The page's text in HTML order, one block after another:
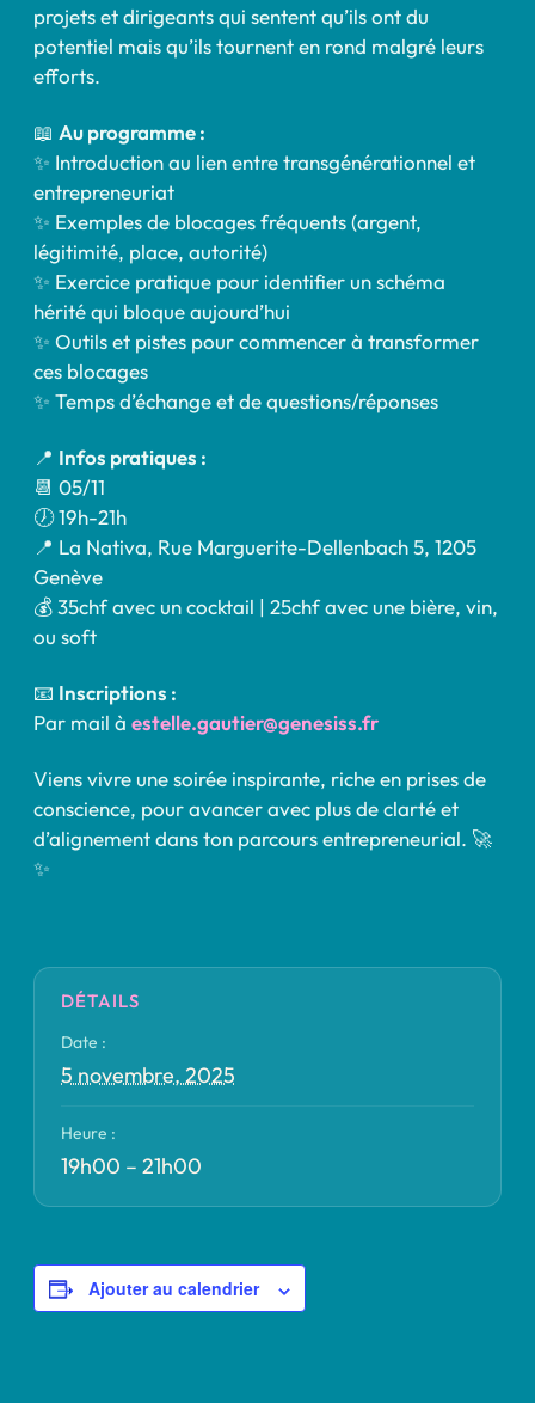
projets et dirigeants qui sentent qu’ils ont du
potentiel mais qu’ils tournent en rond malgré leurs
efforts.
📖 Au programme :
✨ Introduction au lien entre transgénérationnel et
entrepreneuriat
✨ Exemples de blocages fréquents (argent,
légitimité, place, autorité)
✨ Exercice pratique pour identifier un schéma
hérité qui bloque aujourd’hui
✨ Outils et pistes pour commencer à transformer
ces blocages
✨ Temps d’échange et de questions/réponses
📍 Infos pratiques :
📆 05/11
🕖 19h-21h
📍 La Nativa, Rue Marguerite-Dellenbach 5, 1205
Genève
💰 35chf avec un cocktail | 25chf avec une bière, vin,
ou soft
📧 Inscriptions :
Par mail à estelle.gautier@genesiss.fr
Viens vivre une soirée inspirante, riche en prises de
conscience, pour avancer avec plus de clarté et
d’alignement dans ton parcours entrepreneurial. 🚀
✨
Ajouter au calendrier
DÉTAILS
Date :
5 novembre, 2025
Heure :
19h00 – 21h00